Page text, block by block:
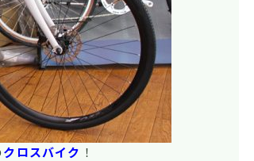
クロスバイク ！